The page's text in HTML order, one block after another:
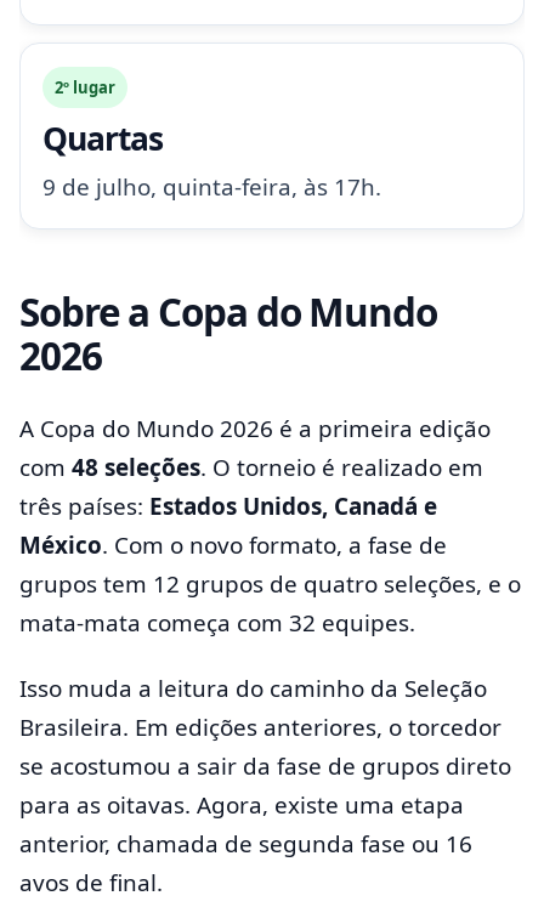
2º lugar
Quartas
9 de julho, quinta-feira, às 17h.
Sobre a Copa do Mundo
2026
A Copa do Mundo 2026 é a primeira edição
com 48 seleções. O torneio é realizado em
três países: Estados Unidos, Canadá e
México. Com o novo formato, a fase de
grupos tem 12 grupos de quatro seleções, e o
mata-mata começa com 32 equipes.
Isso muda a leitura do caminho da Seleção
Brasileira. Em edições anteriores, o torcedor
se acostumou a sair da fase de grupos direto
para as oitavas. Agora, existe uma etapa
anterior, chamada de segunda fase ou 16
avos de final.